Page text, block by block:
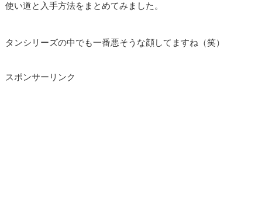
使い道と入手方法をまとめてみました。
タンシリーズの中でも一番悪そうな顔してますね（笑）
スポンサーリンク